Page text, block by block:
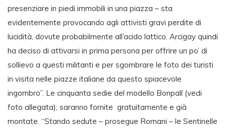
presenziare in piedi immobili in una piazza – sta
evidentemente provocando agli attivisti gravi perdite di
lucidità, dovute probabilmente all’acido lattico. Arcigay quindi
ha deciso di attivarsi in prima persona per offrire un po’ di
sollievo a questi militanti e per sgombrare le foto dei turisti
in visita nelle piazze italiane da questo spiacevole
ingombro”. Le cinquanta sedie del modello Bonpall (vedi
foto allegata), saranno fornite gratuitamente e già
montate. “Stando sedute – prosegue Romani – le Sentinelle